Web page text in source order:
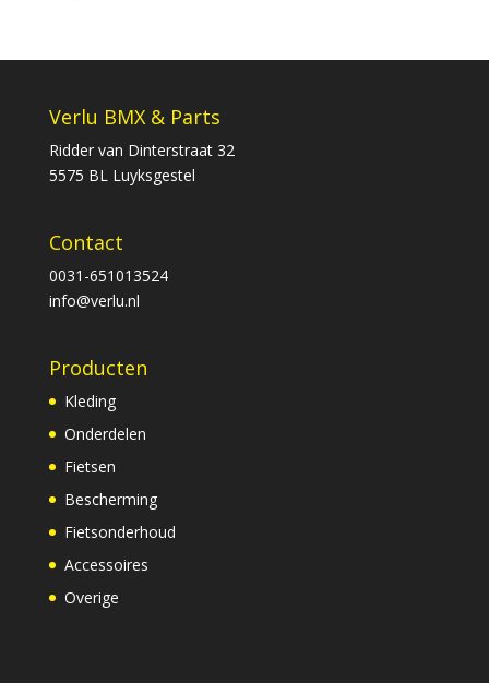
Verlu BMX & Parts
Ridder van Dinterstraat 32
5575 BL Luyksgestel
Contact
0031-651013524
info@verlu.nl
Producten
Kleding
Onderdelen
Fietsen
Bescherming
Fietsonderhoud
Accessoires
Overige